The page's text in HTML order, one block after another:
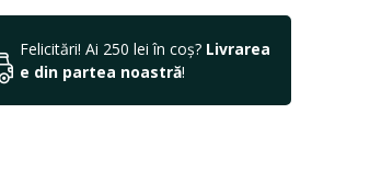
Felicitări! Ai 250 lei în coș? Livrarea
e din partea noastră!